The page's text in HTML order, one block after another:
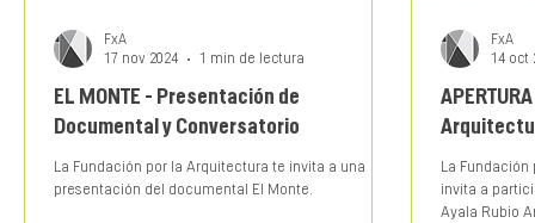
EL MONTE - Presentación de
Documental y Conversatorio
La Fundación por la Arquitectura te invita a una
presentación del documental El Monte.
FxA
17 nov 2024
1 min de lectura
La Fundación
invita a
Ayala Rubio
FxA
14 oct